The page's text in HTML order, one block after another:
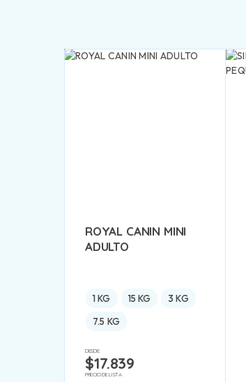
ROYAL CANIN MINI
ADULTO
1 KG 15 KG 3 KG
7.5 KG
DESDE:
$17.839
PRECIO DE LISTA